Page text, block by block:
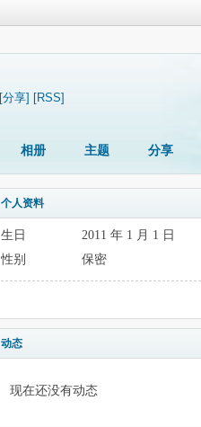
[分享] [RSS]
相册 主题 分享
个人资料
生日
2011 年 1 月 1 日
性别
保密
动态
现在还没有动态